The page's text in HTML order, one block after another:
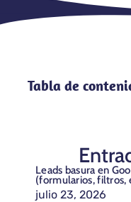
Tabla de
Leads basura en
(formularios, filtros,
julio 23, 2026